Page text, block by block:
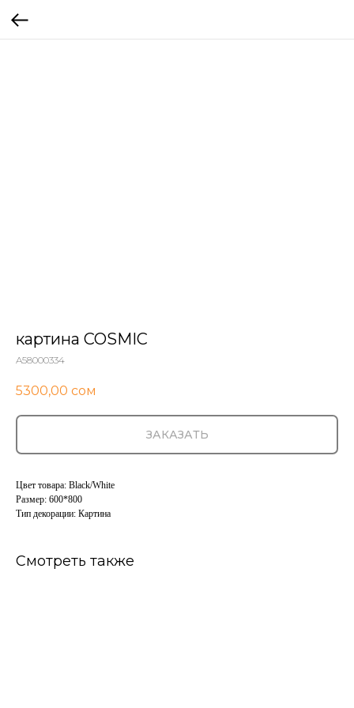
картина COSMIC
A58000334
5300,00 сом
ЗАКАЗАТЬ
Цвет товара: Black/White
Размер: 600*800
Тип декорации: Картина
Смотреть также